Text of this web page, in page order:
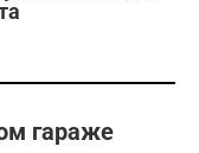
гараже